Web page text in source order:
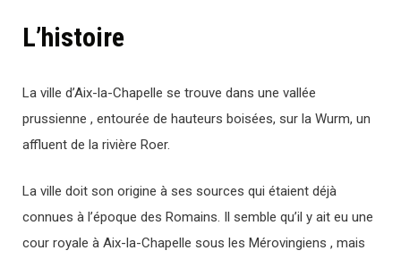
L’histoire
La ville d’Aix-la-Chapelle se trouve dans une vallée
prussienne , entourée de hauteurs boisées, sur la Wurm, un
affluent de la rivière Roer.
La ville doit son origine à ses sources qui étaient déjà
connues à l’époque des Romains. Il semble qu’il y ait eu une
cour royale à Aix-la-Chapelle sous les Mérovingiens , mais